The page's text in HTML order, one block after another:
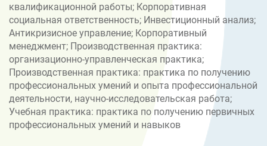
квалификационной работы; Корпоративная
социальная ответственность; Инвестиционный анализ;
Антикризисное управление; Корпоративный
менеджмент; Производственная практика:
организационно-управленческая практика;
Производственная практика: практика по получению
профессиональных умений и опыта профессиональной
деятельности, научно-исследовательская работа;
Учебная практика: практика по получению первичных
профессиональных умений и навыков